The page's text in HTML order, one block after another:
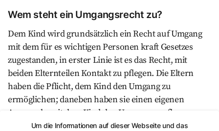
Um die Informationen auf dieser Webseite und das
Wem steht ein Umgangsrecht zu?
Dem Kind wird grundsätzlich ein Recht auf Umgang
mit dem für es wichtigen Personen kraft Gesetzes
zugestanden, in erster Linie ist es das Recht, mit
beiden Elternteilen Kontakt zu pflegen. Die Eltern
haben die Pflicht, dem Kind den Umgang zu
ermöglichen; daneben haben sie einen eigenen
Anspruch, mit dem Kind den Umgang zu pflegen.
Gleichzeitig haben andere, dem Kind nahestehenden